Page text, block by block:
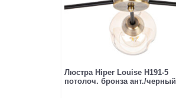
Люстра Hiper Louise H191-5
потолоч. бронза ант./черный